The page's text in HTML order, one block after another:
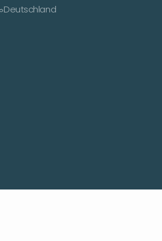
Deutschland